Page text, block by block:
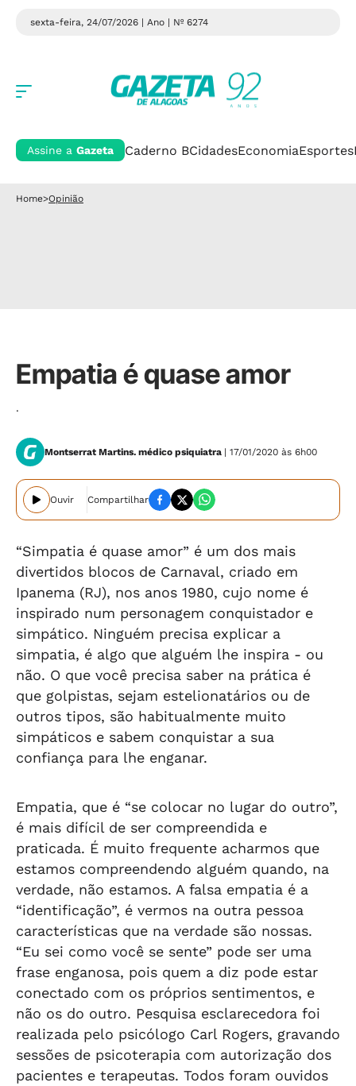
sexta-feira, 24/07/2026 | Ano | Nº 6274
Assine a Gazeta Caderno BCidadesEconomiaEsportes
Home>Opinião
Empatia é quase amor
.
Montserrat Martins. médico psiquiatra | 17/01/2020 às 6h00
Ouvir Compartilhar
“Simpatia é quase amor” é um dos mais
divertidos blocos de Carnaval, criado em
Ipanema (RJ), nos anos 1980, cujo nome é
inspirado num personagem conquistador e
simpático. Ninguém precisa explicar a
simpatia, é algo que alguém lhe inspira - ou
não. O que você precisa saber na prática é
que golpistas, sejam estelionatários ou de
outros tipos, são habitualmente muito
simpáticos e sabem conquistar a sua
confiança para lhe enganar.
Empatia, que é “se colocar no lugar do outro”,
é mais difícil de ser compreendida e
praticada. É muito frequente acharmos que
estamos compreendendo alguém quando, na
verdade, não estamos. A falsa empatia é a
“identificação”, é vermos na outra pessoa
características que na verdade são nossas.
“Eu sei como você se sente” pode ser uma
frase enganosa, pois quem a diz pode estar
conectado com os próprios sentimentos, e
não os do outro. Pesquisa esclarecedora foi
realizada pelo psicólogo Carl Rogers, gravando
sessões de psicoterapia com autorização dos
pacientes e terapeutas. Todos foram ouvidos